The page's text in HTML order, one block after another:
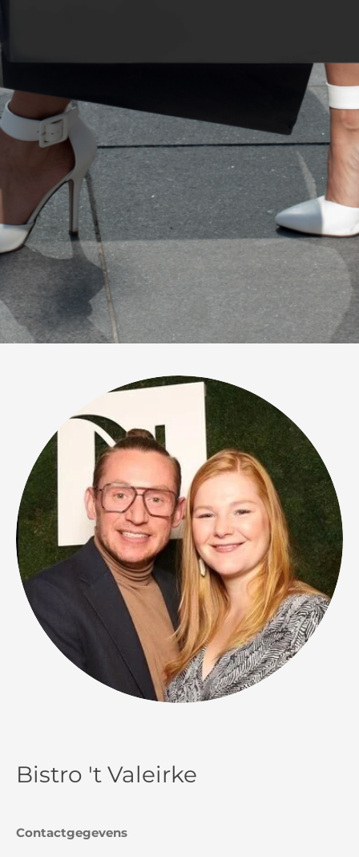
Bistro 't Valeirke
Contactgegevens